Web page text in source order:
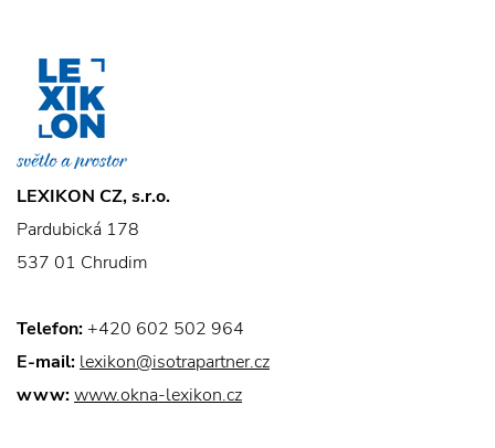
LEXIKON CZ, s.r.o.
Pardubická 178
537 01 Chrudim
Telefon: +420 602 502 964
E-mail: lexikon@isotrapartner.cz
www:www.okna-lexikon.cz